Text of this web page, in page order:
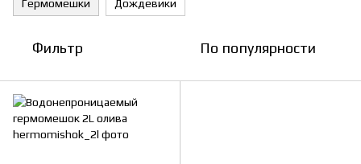
Гермомешки Дождевики
Фильтр По популярности